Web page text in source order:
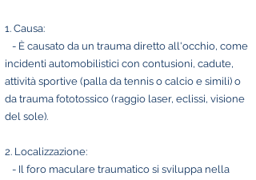
1. Causa:
- È causato da un trauma diretto all'occhio, come
incidenti automobilistici con contusioni, cadute,
attività sportive (palla da tennis o calcio e simili) o
da trauma fototossico (raggio laser, eclissi, visione
del sole).
2. Localizzazione:
- Il foro maculare traumatico si sviluppa nella